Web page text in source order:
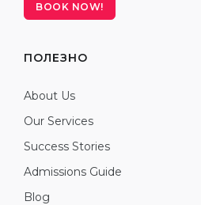
BOOK NOW!
ПОЛЕЗНО
About Us
Our Services
Success Stories
Admissions Guide
Blog